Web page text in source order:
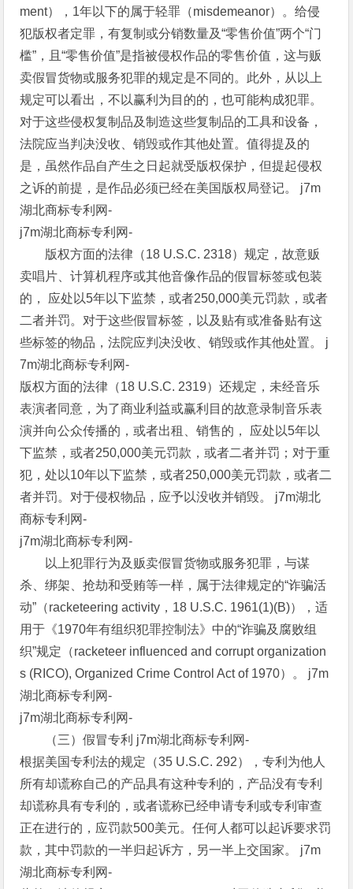
ment），1年以下的属于轻罪（misdemeanor）。给侵
犯版权者定罪，有复制或分销数量及“零售价值”两个“门
槛”，且“零售价值”是指被侵权作品的零售价值，这与贩
卖假冒货物或服务犯罪的规定是不同的。此外，从以上
规定可以看出，不以赢利为目的的，也可能构成犯罪。
对于这些侵权复制品及制造这些复制品的工具和设备，
法院应当判决没收、销毁或作其他处置。值得提及的
是，虽然作品自产生之日起就受版权保护，但提起侵权
之诉的前提，是作品必须已经在美国版权局登记。 j7m
湖北商标专利网-
j7m湖北商标专利网-
版权方面的法律（18 U.S.C. 2318）规定，故意贩
卖唱片、计算机程序或其他音像作品的假冒标签或包装
的， 应处以5年以下监禁，或者250,000美元罚款，或者
二者并罚。对于这些假冒标签，以及贴有或准备贴有这
些标签的物品，法院应判决没收、销毁或作其他处置。 j
7m湖北商标专利网-
版权方面的法律（18 U.S.C. 2319）还规定，未经音乐
表演者同意，为了商业利益或赢利目的故意录制音乐表
演并向公众传播的，或者出租、销售的， 应处以5年以
下监禁，或者250,000美元罚款，或者二者并罚；对于重
犯，处以10年以下监禁，或者250,000美元罚款，或者二
者并罚。对于侵权物品，应予以没收并销毁。 j7m湖北
商标专利网-
j7m湖北商标专利网-
以上犯罪行为及贩卖假冒货物或服务犯罪，与谋
杀、绑架、抢劫和受贿等一样，属于法律规定的“诈骗活
动”（racketeering activity，18 U.S.C. 1961(1)(B)），适
用于《1970年有组织犯罪控制法》中的“诈骗及腐败组
织”规定（racketeer influenced and corrupt organization
s (RICO), Organized Crime Control Act of 1970）。 j7m
湖北商标专利网-
j7m湖北商标专利网-
（三）假冒专利 j7m湖北商标专利网-
根据美国专利法的规定（35 U.S.C. 292），专利为他人
所有却谎称自己的产品具有这种专利的，产品没有专利
却谎称具有专利的，或者谎称已经申请专利或专利审查
正在进行的，应罚款500美元。任何人都可以起诉要求罚
款，其中罚款的一半归起诉方，另一半上交国家。 j7m
湖北商标专利网-